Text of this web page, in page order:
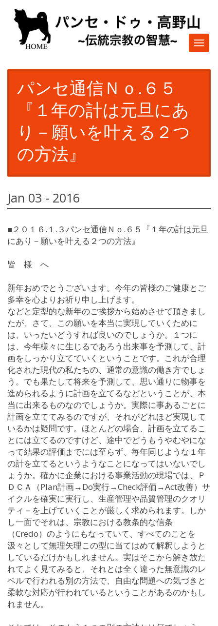
パンセ通信Ｎｏ.６５
『１年の計は元旦にあ
り－願いを叶える２つ
の方法』
Jan 03 - 2016
■２０１６.１.３パンセ通信Ｎｏ.６５『１年の計は元旦
にあり－願いを叶える２つの方法』
皆 様 へ
新年おめでとうございます。今年の皆様のご健康とご
多幸を心よりお祈り申し上げます。
などと定型的な新年のご挨拶から始めさせて頂きまし
たが、さて、この願いを本当に実現していくために
は、いったいどうすれば良いのでしょうか。１つに
は、今年様々に生じるであろう出来事を予測して、計
画をしっかり立てていくということです。これが合理
化された現代の私たちの、通常の意識の働き方でしょ
う。でも果たして将来を予測して、思い通りに物事を
進められるように計画を立てるなどということが、本
当に出来るものなのでしょうか。実際に事あるごとに
計画を立ててみるのですが、それがどれほど実現して
いるかは疑問です。ほとんどの場合、計画を立てるこ
とには立てるのですけど、途中でどうもうやむやにな
って結果の評価までには至らず、毎年同じような１年
の計を立てるというようなことになってはいないでし
ょうか。確かに企業における事業活動の現場では、Ｐ
ＤＣＡ（Plan計画→Do実行→Check評価→Act改善）サ
イクルを確実に実行し、生産管理や品質管理のクオリ
ティ－を上げていくことが厳しく求められます。しか
し一面でそれは、宗教における教条的な信条
（Credo）のようにもなっていて、すべてのことを
汲々として無理矢理この型に当てはめて解釈しようと
しているだけかもしれません。実はそこから解き放た
れてよく見てみると、それとは全く違った無意識のレ
ベルで行われる別の方法で、自由な問題への気づきと
柔軟な対応が行われているということがあるのかもし
れません。